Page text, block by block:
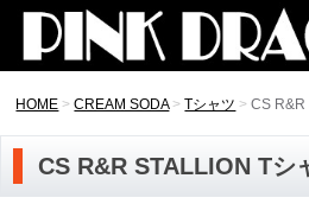
HOME CREAM SODA Tシャツ CS R&R
CS R&R STALLION Tシ